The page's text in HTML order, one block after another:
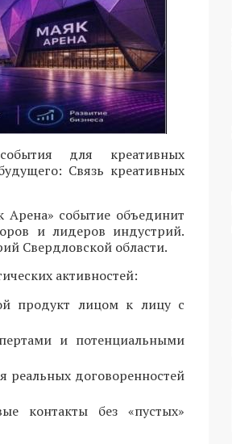
для креативных
Связь креативных
Арена» событие объединит
и лидеров индустрий.
Свердловской области.
активностей:
продукт лицом к лицу с
и потенциальными
реальных договоренностей
контакты без «пустых»